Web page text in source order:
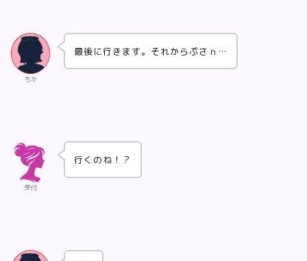
ちか
最後に行きます。それからぷさｎ…
受付
行くのね！？